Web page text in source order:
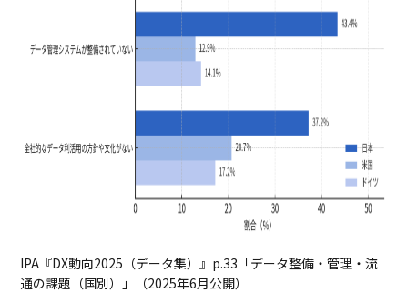
IPA『DX動向2025（データ集）』p.33「データ整備・管理・流
通の課題（国別）」（2025年6月公開）